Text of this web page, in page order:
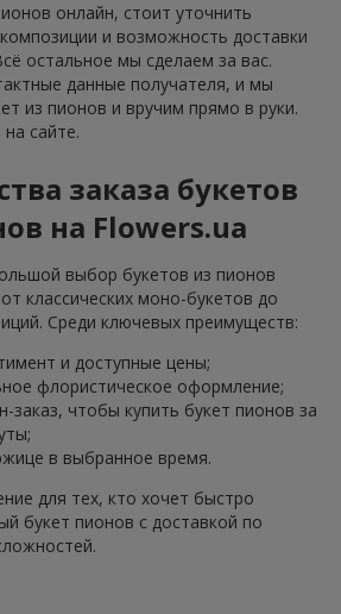
онлайн, стоит уточнить
и возможность доставки
остальное мы сделаем за вас.
данные получателя, и мы
из пионов и вручим прямо в руки.
сайте.
заказа букетов
на Flowers.ua
выбор букетов из пионов
классических моно-букетов до
Среди ключевых преимуществ:
и доступные цены;
флористическое оформление;
заказ, чтобы купить букет пионов за
в выбранное время.
для тех, кто хочет быстро
букет пионов с доставкой по